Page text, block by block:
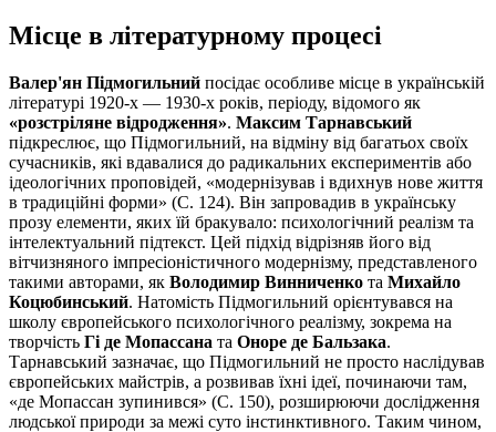
Місце в літературному процесі
Валер'ян Підмогильний посідає особливе місце в українській
літературі 1920-х — 1930-х років, періоду, відомого як
«розстріляне відродження». Максим Тарнавський
підкреслює, що Підмогильний, на відміну від багатьох своїх
сучасників, які вдавалися до радикальних експериментів або
ідеологічних проповідей, «модернізував і вдихнув нове життя
в традиційні форми» (С. 124). Він запровадив в українську
прозу елементи, яких їй бракувало: психологічний реалізм та
інтелектуальний підтекст. Цей підхід відрізняв його від
вітчизняного імпресіоністичного модернізму, представленого
такими авторами, як Володимир Винниченко та Михайло
Коцюбинський. Натомість Підмогильний орієнтувався на
школу європейського психологічного реалізму, зокрема на
творчість Гі де Мопассана та Оноре де Бальзака.
Тарнавський зазначає, що Підмогильний не просто наслідував
європейських майстрів, а розвивав їхні ідеї, починаючи там,
«де Мопассан зупинився» (С. 150), розширюючи дослідження
людської природи за межі суто інстинктивного. Таким чином,